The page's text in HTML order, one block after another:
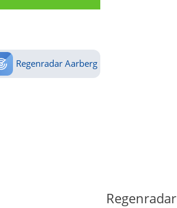
Regenradar Aarberg
Regenradar